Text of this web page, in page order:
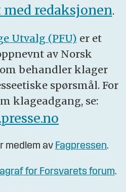
redaksjonen.
Utvalg (PFU) er et
av Norsk
behandler klager
spørsmål. For
klageadgang, se:
medlem av Fagpressen.
for Forsvarets forum.